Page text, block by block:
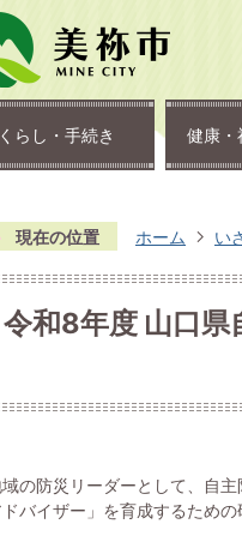
くらし・手続き 健康・
現在の位置 ホーム い
令和8年度 山口県
の防災リーダーとして、自
バイザー」を育成するための